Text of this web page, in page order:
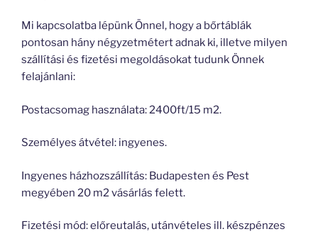
Mi kapcsolatba lépünk Önnel, hogy a bőrtáblák
pontosan hány négyzetmétert adnak ki, illetve milyen
szállítási és fizetési megoldásokat tudunk Önnek
felajánlani:
Postacsomag használata: 2400ft/15 m2.
Személyes átvétel: ingyenes.
Ingyenes házhozszállítás: Budapesten és Pest
megyében 20 m2 vásárlás felett.
Fizetési mód: előreutalás, utánvételes ill. készpénzes